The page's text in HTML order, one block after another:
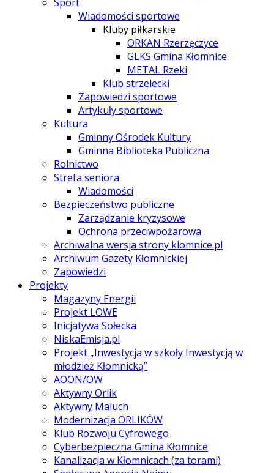
Wiadomości sportowe
Kluby piłkarskie
ORKAN Rzerzęczyce
GLKS Gmina Kłomnice
METAL Rzeki
Klub strzelecki
Zapowiedzi sportowe
Artykuły sportowe
Kultura
Gminny Ośrodek Kultury
Gminna Biblioteka Publiczna
Rolnictwo
Strefa seniora
Wiadomości
Bezpieczeństwo publiczne
Zarządzanie kryzysowe
Ochrona przeciwpożarowa
Archiwalna wersja strony klomnice.pl
Archiwum Gazety Kłomnickiej
Zapowiedzi
Projekty
Magazyny Energii
Projekt LOWE
Inicjatywa Sołecka
NiskaEmisja.pl
Projekt „Inwestycja w szkoły Inwestycją w
młodzież Kłomnicką”
AOON/OW
Aktywny Orlik
Aktywny Maluch
Modernizacja ORLIKÓW
Klub Rozwoju Cyfrowego
Cyberbezpieczna Gmina Kłomnice
Kanalizacja w Kłomnicach (za torami)